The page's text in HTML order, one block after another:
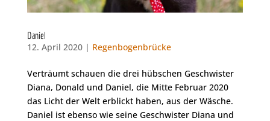
Daniel
12. April 2020 | Regenbogenbrücke
Verträumt schauen die drei hübschen Geschwister
Diana, Donald und Daniel, die Mitte Februar 2020
das Licht der Welt erblickt haben, aus der Wäsche.
Daniel ist ebenso wie seine Geschwister Diana und